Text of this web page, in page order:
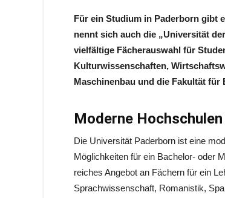
Für ein Studium in Paderborn gibt
nennt sich auch die „Universität
vielfältige Fächerauswahl für
Kulturwissenschaften,
Maschinenbau und die Fakultät für
Moderne
Die Universität Paderborn ist eine
Möglichkeiten für ein Bachelor- oder
reiches Angebot an Fächern für ein
Sprachwissenschaft, Romanistik,